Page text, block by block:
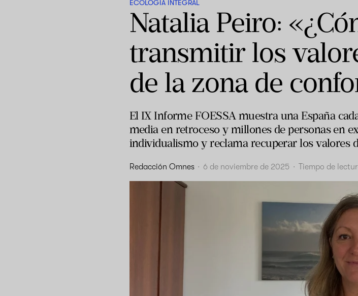
ECOLOGÍA INTEGRAL
Natalia Peiro:
transmitir los
de la zona de
El IX Informe FOESSA muestra una España
media en retroceso y millones de personas en
individualismo y reclama recuperar los valores
Redacción Omnes · 6 de noviembre de 2025 · Tiempo de